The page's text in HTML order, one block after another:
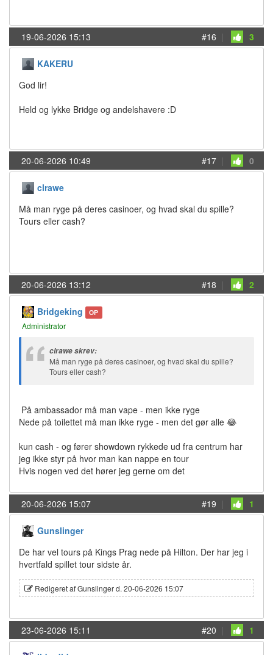
19-06-2026 15:13 #16 | 3
KAKERU
God lir!
Held og lykke Bridge og andelshavere :D
20-06-2026 10:49 #17 | 0
clrawe
Må man ryge på deres casinoer, og hvad skal du spille?
Tours eller cash?
20-06-2026 13:12 #18 | 2
Bridgeking OP
Administrator
clrawe skrev:
Må man ryge på deres casinoer, og hvad skal du spille?
Tours eller cash?
På ambassador må man vape - men ikke ryge
Nede på toilettet må man ikke ryge - men det gør alle 😂
kun cash - og fører showdown rykkede ud fra centrum har
jeg ikke styr på hvor man kan nappe en tour
Hvis nogen ved det hører jeg gerne om det
20-06-2026 15:07 #19 | 1
Gunslinger
De har vel tours på Kings Prag nede på Hilton. Der har jeg i
hvertfald spillet tour sidste år.
Redigeret af Gunslinger d. 20-06-2026 15:07
23-06-2026 15:11 #20 | 1